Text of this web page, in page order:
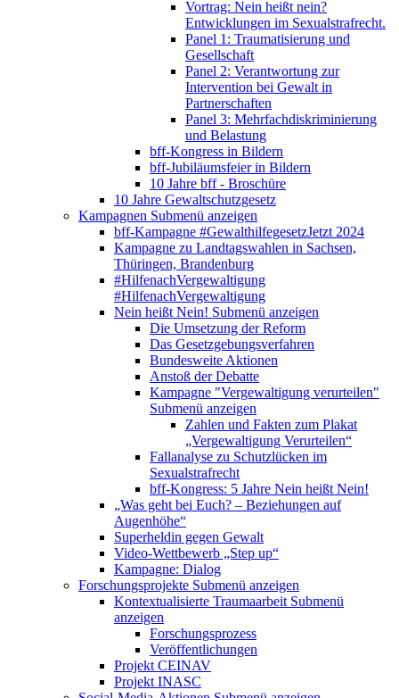
Vortrag: Nein heißt nein?
Entwicklungen im Sexualstrafrecht.
Panel 1: Traumatisierung und
Gesellschaft
Panel 2: Verantwortung zur
Intervention bei Gewalt in
Partnerschaften
Panel 3: Mehrfachdiskriminierung
und Belastung
bff-Kongress in Bildern
bff-Jubiläumsfeier in Bildern
10 Jahre bff - Broschüre
10 Jahre Gewaltschutzgesetz
Kampagnen Submenü anzeigen
bff-Kampagne #GewalthilfegesetzJetzt 2024
Kampagne zu Landtagswahlen in Sachsen,
Thüringen, Brandenburg
#HilfenachVergewaltigung
#HilfenachVergewaltigung
Nein heißt Nein! Submenü anzeigen
Die Umsetzung der Reform
Das Gesetzgebungsverfahren
Bundesweite Aktionen
Anstoß der Debatte
Kampagne "Vergewaltigung verurteilen"
Submenü anzeigen
Zahlen und Fakten zum Plakat
„Vergewaltigung Verurteilen“
Fallanalyse zu Schutzlücken im
Sexualstrafrecht
bff-Kongress: 5 Jahre Nein heißt Nein!
„Was geht bei Euch? – Beziehungen auf
Augenhöhe“
Superheldin gegen Gewalt
Video-Wettbewerb „Step up“
Kampagne: Dialog
Forschungsprojekte Submenü anzeigen
Kontextualisierte Traumaarbeit Submenü
anzeigen
Forschungsprozess
Veröffentlichungen
Projekt CEINAV
Projekt INASC